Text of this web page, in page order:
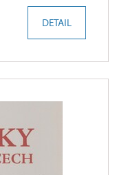
DETAIL